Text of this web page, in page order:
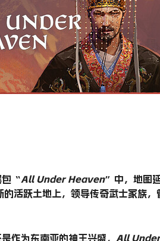
包“All Under Heaven”中，地图
活跃土地上，领导传奇武士家族
作为东南亚的神王兴盛， All